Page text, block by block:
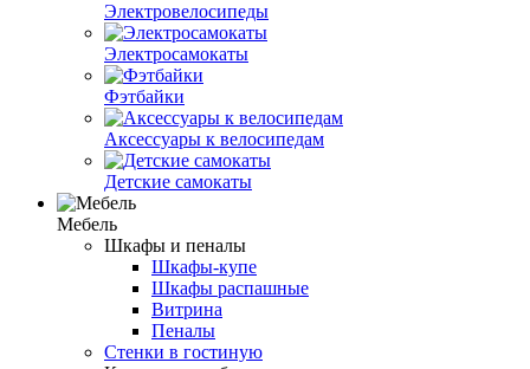
Электровелосипеды
Электросамокаты
Фэтбайки
Аксессуары к велосипедам
Детские самокаты
Мебель
Шкафы и пеналы
Шкафы-купе
Шкафы распашные
Витрина
Пеналы
Стенки в гостиную